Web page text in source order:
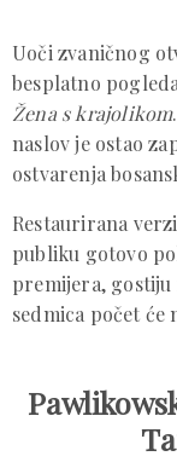
Uoči zvaničnog
besplatno
Žena s krajolikom
naslov je ostao
ostvarenja
Restaurirana
publiku gotovo
premijera,
sedmica počet će